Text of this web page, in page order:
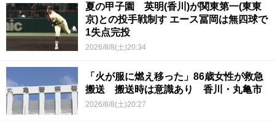
夏の甲子園 英明(香川)が関東第一(東東
京)との投手戦制す エース冨岡は無四球で
1失点完投
2026/8/8(土)20:34
「火が服に燃え移った」86歳女性が救急
搬送 搬送時は意識あり 香川・丸亀市
2026/8/8(土)20:27